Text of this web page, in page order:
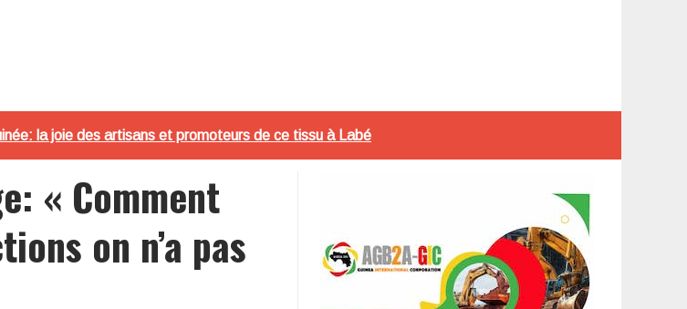
la joie des artisans et promoteurs de ce tissu à Labé
« Comment
on n’a pas